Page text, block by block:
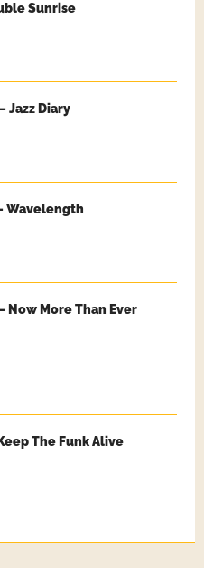
Sunrise
Jazz Diary
Wavelength
Now More Than Ever
The Funk Alive